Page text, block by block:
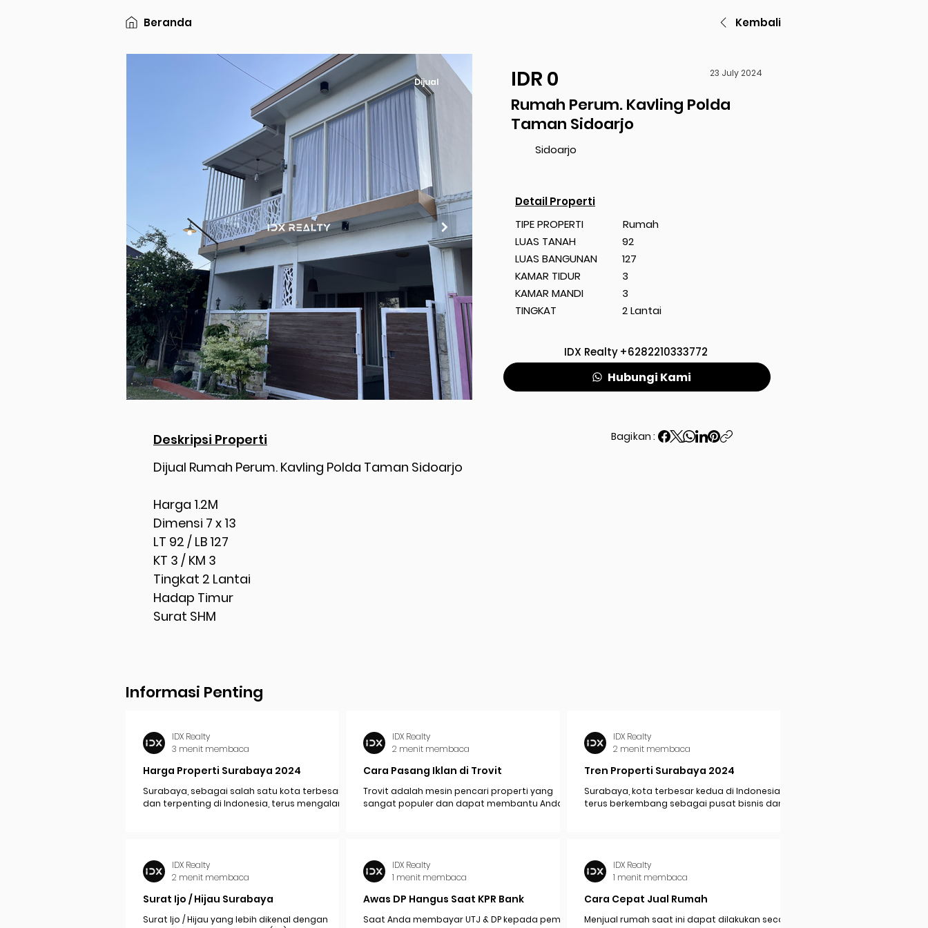
Beranda Kembali
Dijual IDR 0 23 July 2024
Rumah Perum. Kavling Polda
Taman Sidoarjo
Sidoarjo
Detail Properti
TIPE PROPERTI
LUAS TANAH
LUAS BANGUNAN
KAMAR TIDUR
KAMAR MANDI
TINGKAT
Rumah
92
127
3
3
2 Lantai
IDX Realty+6282210333772
Hubungi Kami
Deskripsi Properti Bagikan :
Dijual Rumah Perum. Kavling Polda Taman Sidoarjo
Harga 1.2M
Dimensi 7 x 13
LT 92 / LB 127
KT 3 / KM 3
Tingkat 2 Lantai
Hadap Timur
Surat SHM
Informasi Penting
Harga Properti Surabaya 2024
Surabaya, sebagai salah satu kota terbesar
dan terpenting di Indonesia, terus mengalami
IDX Realty
3 menit membaca
Cara Pasang Iklan di Trovit
Trovit adalah mesin pencari properti yang
sangat populer dan dapat membantu Anda
IDX Realty
2 menit membaca
Tren Properti Surabaya 2024
Surabaya, kota terbesar kedua di Indonesia,
terus berkembang sebagai pusat bisnis dan
IDX Realty
2 menit membaca
Surat Ijo / Hijau Surabaya
Surat Ijo / Hijau yang lebih dikenal dengan
IDX Realty
2 menit membaca
Awas DP Hangus Saat KPR Bank
Saat Anda membayar UTJ & DP kepada pemilik /
IDX Realty
1 menit membaca
Cara Cepat Jual Rumah
Menjual rumah saat ini dapat dilakukan secara
IDX Realty
1 menit membaca